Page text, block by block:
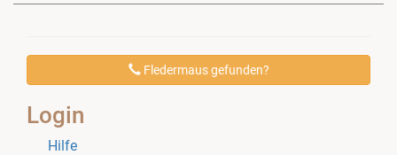
Fledermaus gefunden?
Login
Hilfe